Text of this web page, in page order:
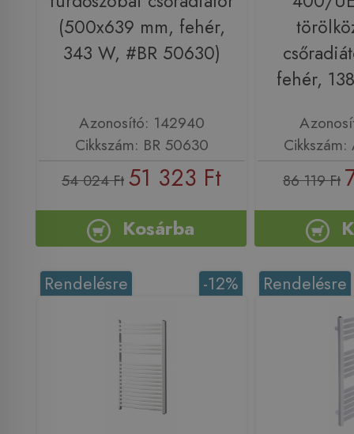
(500x639 mm, fehér,
343 W, #BR 50630)
Azonosító: 142940
Cikkszám: BR 50630
54 024 Ft 51 323 Ft
Kosárba
fehér,
86 119 Ft
-12%
Rendelésre Rendelésre